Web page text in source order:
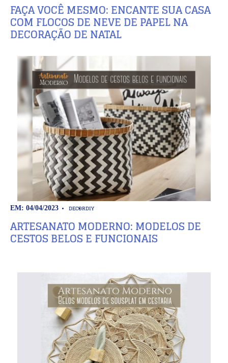
FAÇA VOCÊ MESMO: ENCANTE SUA CASA
COM FLOCOS DE NEVE DE PAPEL NA
DECORAÇÃO DE NATAL
EM: 04/04/2023 DECORDIY
ARTESANATO MODERNO: MODELOS DE
CESTOS BELOS E FUNCIONAIS